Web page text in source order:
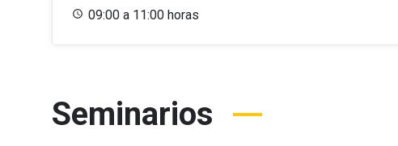
09:00 a 11:00 horas
Seminarios